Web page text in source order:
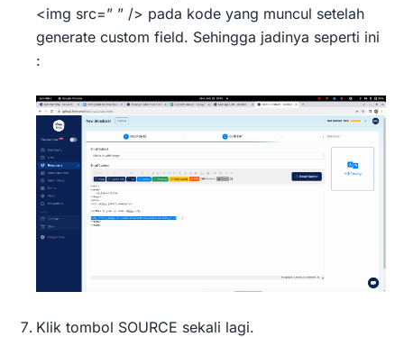
<img src=” ” /> pada kode yang muncul setelah
generate custom field. Sehingga jadinya seperti ini
:
Klik tombol SOURCE sekali lagi.